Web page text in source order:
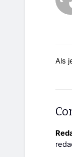
Als